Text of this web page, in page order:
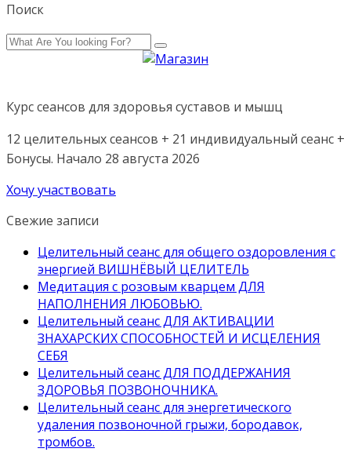
Поиск
Курс сеансов для здоровья суставов и мышц
12 целительных сеансов + 21 индивидуальный сеанс +
Бонусы. Начало 28 августа 2026
Хочу участвовать
Свежие записи
Целительный сеанс для общего оздоровления с
энергией ВИШНЁВЫЙ ЦЕЛИТЕЛЬ
Медитация с розовым кварцем ДЛЯ
НАПОЛНЕНИЯ ЛЮБОВЬЮ.
Целительный сеанс ДЛЯ АКТИВАЦИИ
ЗНАХАРСКИХ СПОСОБНОСТЕЙ И ИСЦЕЛЕНИЯ
СЕБЯ
Целительный сеанс ДЛЯ ПОДДЕРЖАНИЯ
ЗДОРОВЬЯ ПОЗВОНОЧНИКА.
Целительный сеанс для энергетического
удаления позвоночной грыжи, бородавок,
тромбов.